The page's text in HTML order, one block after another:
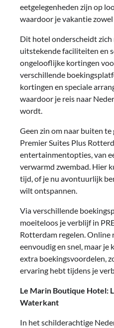
eetgelegenheden zijn op
waardoor je vakantie zowel
Dit hotel onderscheidt
uitstekende faciliteiten en
ongelooflijke kortingen
verschillende
kortingen en speciale
waardoor je reis naar
wordt.
Geen zin om naar buiten te
Premier Suites Plus
entertainmentopties, van
verwarmd zwembad. Hier
tijd, of je nu avontuurlijk
wilt ontspannen.
Via verschillende
moeiteloos je verblijf in
Rotterdam regelen. Online
eenvoudig en snel, maar
extra boekingsvoordelen,
ervaring hebt tijdens je
Le Marin Boutique Hotel:
Waterkant
In het schilderachtige